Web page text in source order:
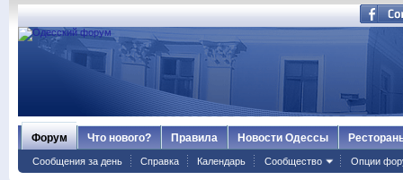
Форум
Сообщения за день Справка Календарь Сообщество Опции
Что нового? Правила Новости Одессы